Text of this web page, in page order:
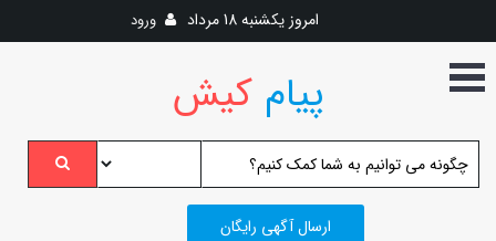
امروز یکشنبه 18 مرداد ورود
پیامکیش
ارسال آگهی رایگان